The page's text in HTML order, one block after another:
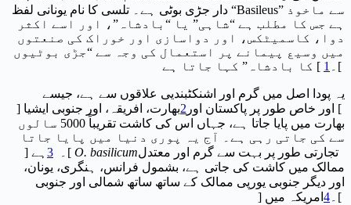
دار جڑی بوٹی ہے۔ تلسی کا نام یونانی لفظ “Basileus” سے ماخوذ
ہے جس کا مطلب ہے “شاہی” یا “بادشاہ”، اور اسے اکثر
دوا، کاسمیٹکس، اور دواسازی اور خوراک کی صنعتوں
میں وسیع پیمانے پر استعمال کی وجہ سے “جڑی بوٹیوں
کا بادشاہ” کہا جاتا ہے [ 1 ]۔
یہ پودا اصل میں گرم اور اشنکٹبندیی علاقوں سے ہے، جیسے
بھارت، افریقہ، اور جنوبی ایشیا [2 ] اور خاص طور پر پاکستان اور
بھارت میں پایا جاتا ہے، جہاں اس کی کاشت تقریباً 5000 سالوں
سے کی جاتی رہی ہے۔ آج یہ پوری دنیا میں پایا جاتا
ہے [ 3 ]۔ O. basilicumتجارتی طور پر بہت سے گرم اور معتدل
ممالک میں کاشت کی جاتی ہے، بشمول فرانس، ہنگری، یونان،
اور دیگر جنوبی یورپی ممالک کے ساتھ ساتھ شمالی اور جنوبی
امریکہ میں [ 4]۔